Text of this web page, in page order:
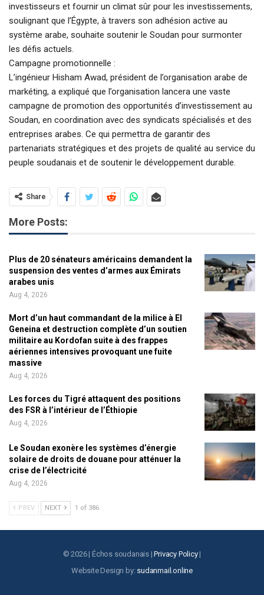
investisseurs et fournir un climat sûr pour les investissements,
soulignant que l’Égypte, à travers son adhésion active au
système arabe, souhaite soutenir le Soudan pour surmonter
les défis actuels.
Campagne promotionnelle :
L’ingénieur Hisham Awad, président de l’organisation arabe de
markéting, a expliqué que l’organisation lancera une vaste
campagne de promotion des opportunités d’investissement au
Soudan, en coordination avec des syndicats spécialisés et des
entreprises arabes. Ce qui permettra de garantir des
partenariats stratégiques et des projets de qualité au service du
peuple soudanais et de soutenir le développement durable.
Share
More Posts:
Plus de 20 sénateurs américains demandent la
suspension des ventes d’armes aux Émirats
arabes unis
Aug 4, 2026
Mort d’un haut commandant de la milice à El
Geneina et destruction complète d’un soutien
militaire au Kordofan suite à des frappes
aériennes intensives provoquant une fuite
massive
Aug 4, 2026
Les forces du Tigré attaquent des positions
des FSR à l’intérieur de l’Éthiopie
Aug 4, 2026
Le Soudan exonère les systèmes d’énergie
solaire de droits de douane pour atténuer la
crise de l’électricité
Aug 4, 2026
PREV NEXT 1 of 386
© 2026 | Échos soudanais |Privacy Policy|
Website Design by: sudanmail.online